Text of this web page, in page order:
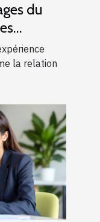
du
la relation